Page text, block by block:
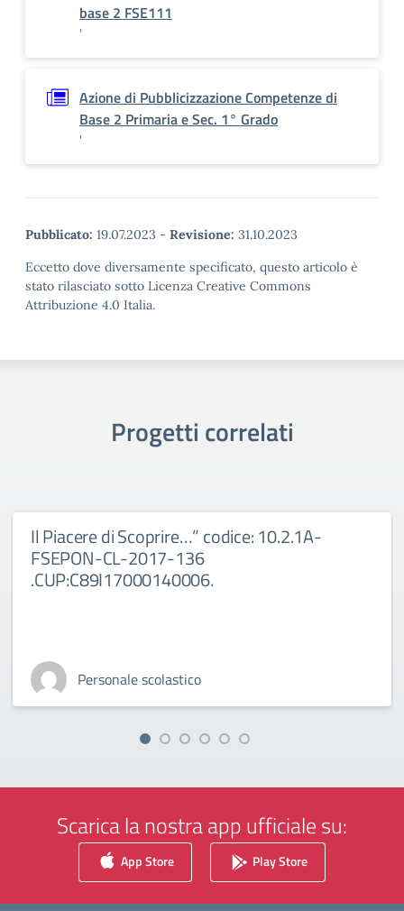
base 2 FSE111
'
Azione di Pubblicizzazione Competenze di
Base 2 Primaria e Sec. 1° Grado
'
Pubblicato: 19.07.2023 - Revisione: 31.10.2023
Eccetto dove diversamente specificato, questo articolo è
stato rilasciato sotto Licenza Creative Commons
Attribuzione 4.0 Italia.
Progetti correlati
Il Piacere di Scoprire…” codice: 10.2.1A-
FSEPON-CL-2017-136
.CUP:C89I17000140006.
Personale scolastico
Scarica la nostra app ufficiale su:
App Store Play Store